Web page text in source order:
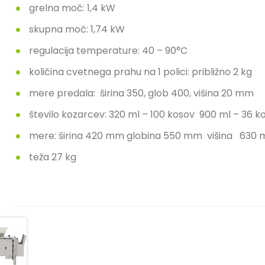
grelna moč: 1,4 kW
skupna moč: 1,74 kW
regulacija temperature: 40 – 90°C
količina cvetnega prahu na 1 polici: približno 2 kg
mere predala: širina 350, glob 400, višina 20 mm
število kozarcev: 320 ml – 100 kosov 900 ml – 36
mere: širina 420 mm globina 550 mm višina 630
teža 27 kg